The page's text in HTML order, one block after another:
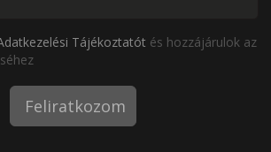
Tájékoztatót és hozzájárulok az
Feliratkozom